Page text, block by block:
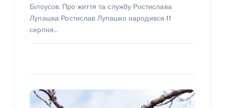
Білоусов. Про життя та службу Ростислава
Лупашка Ростислав Лупашко народився 11
серпня…